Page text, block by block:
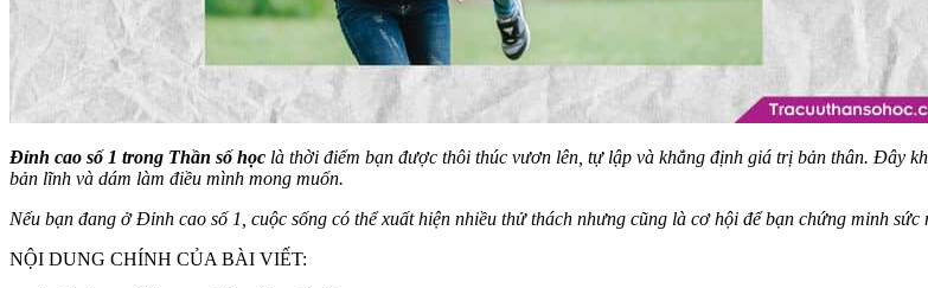
Đỉnh cao số 1 trong Thần số học là thời điểm bạn được thôi thúc vươn lên, tự lập và khẳng định giá trị bản thân. Đây
bản lĩnh và dám làm điều mình mong muốn.
Nếu bạn đang ở Đỉnh cao số 1, cuộc sống có thể xuất hiện nhiều thử thách nhưng cũng là cơ hội để bạn chứng minh
NỘI DUNG CHÍNH CỦA BÀI VIẾT: